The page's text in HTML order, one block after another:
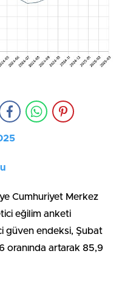
Cumhuriyet Merkez
eğilim anketi
güven endeksi, Şubat
oranında artarak 85,9